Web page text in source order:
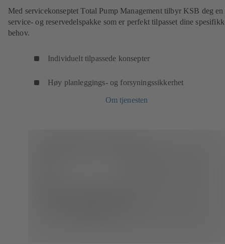
Med servicekonseptet Total Pump Management tilbyr KSB deg en
service- og reservedelspakke som er perfekt tilpasset dine
behov.
Individuelt tilpassede konsepter
Høy planleggings- og forsyningssikkerhet
Om tjenesten